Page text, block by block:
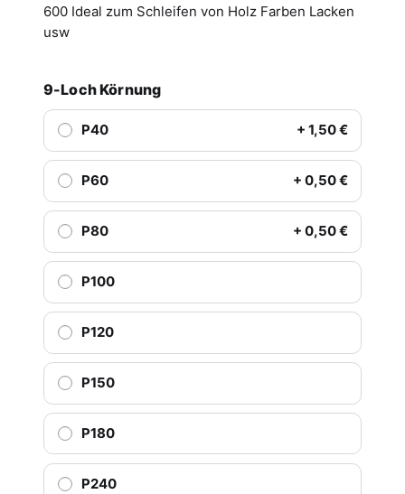
600 Ideal zum Schleifen von Holz Farben Lacken
usw
9-Loch Körnung
P40 + 1,50 €
P60 + 0,50 €
P80 + 0,50 €
P100
P120
P150
P180
P240